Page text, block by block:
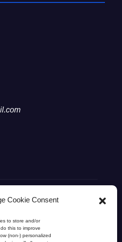
Cookie Consent
to store and/or
this to improve
(non-) personalized